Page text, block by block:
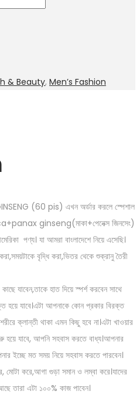
& Beauty, Men’s Fashion
(60 pis) এখন অর্ডার করলে স্পেশাল
ginseng(মাকা+পেনেক্স জিনসেং)
পণ্য। যা আমরা বাংলাদেশে নিয়ে এসেছি।
বৃদ্ধি করা,ভিতর থেকে শুক্রানু তৈরী
যাবেন,তাকে হাত দিয়ে স্পর্শ করবেন সাথে
হয়ে যাবে।এটা আপনাকে কোন প্রকার বিরক্ত
ক্লান্তী থাকা এমন কিছু হবে না।এটা খাওয়ার
হয়ে যাবে, আপনি সহবাস করতে বাধ্য।আপনার
ইচ্ছে মত সময় নিয়ে সহবাস করতে পারবেন।
করে,আগা গুড়া সমান ও লম্বা করে।যাদের
তারা এটা ১০০% কাজ পাবেন।